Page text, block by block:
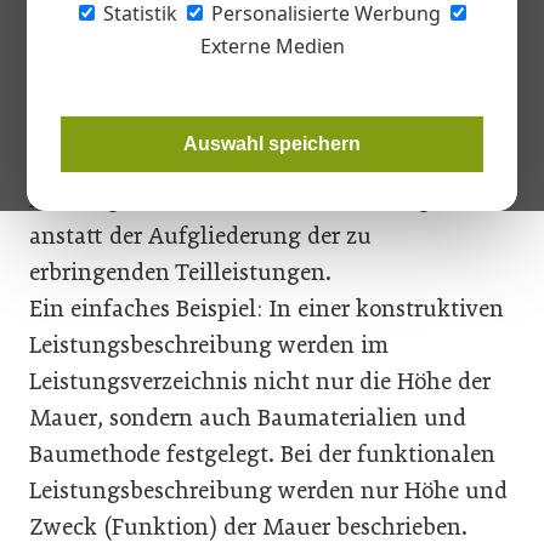
Statistik
Personalisierte Werbung
Externe Medien
Auswahl speichern
konstruktiven Leistungsbeschreibung unterscheidet.
Leistungsbeschreibung als „Festlegung von
Leistungs- und Funktionsanforderungen“
anstatt der Aufgliederung der zu
erbringenden Teilleistungen.
Ein einfaches Beispiel: In einer konstruktiven
Leistungsbeschreibung werden im
Leistungsverzeichnis nicht nur die Höhe der
Mauer, sondern auch Baumaterialien und
Baumethode festgelegt. Bei der funktionalen
Leistungsbeschreibung werden nur Höhe und
Zweck (Funktion) der Mauer beschrieben.